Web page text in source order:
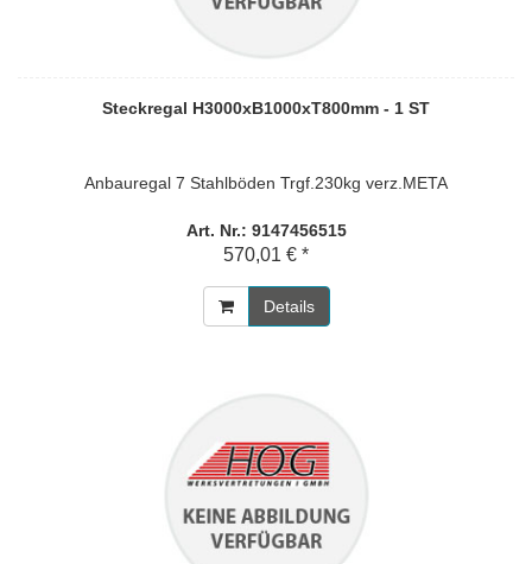
Steckregal H3000xB1000xT800mm - 1 ST
Anbauregal 7 Stahlböden Trgf.230kg verz.META
Art. Nr.: 9147456515
570,01 € *
Details